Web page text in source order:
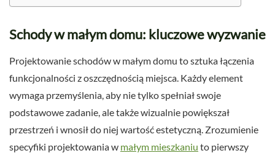
Schody w małym domu: kluczowe wyzwanie
Projektowanie schodów w małym domu to sztuka łączenia
funkcjonalności z oszczędnością miejsca. Każdy element
wymaga przemyślenia, aby nie tylko spełniał swoje
podstawowe zadanie, ale także wizualnie powiększał
przestrzeń i wnosił do niej wartość estetyczną. Zrozumienie
specyfiki projektowania w małym mieszkaniu to pierwszy